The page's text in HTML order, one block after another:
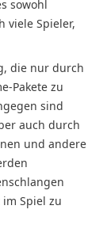
sowohl
viele Spieler,
die nur durch
Pakete zu
sind
auch durch
und andere
Spiel zu